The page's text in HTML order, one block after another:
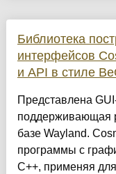
Библиотека
интерфейсов
и API в стиле
Представлена
поддерживающая
базе Wayland.
программы с
C++, применяя